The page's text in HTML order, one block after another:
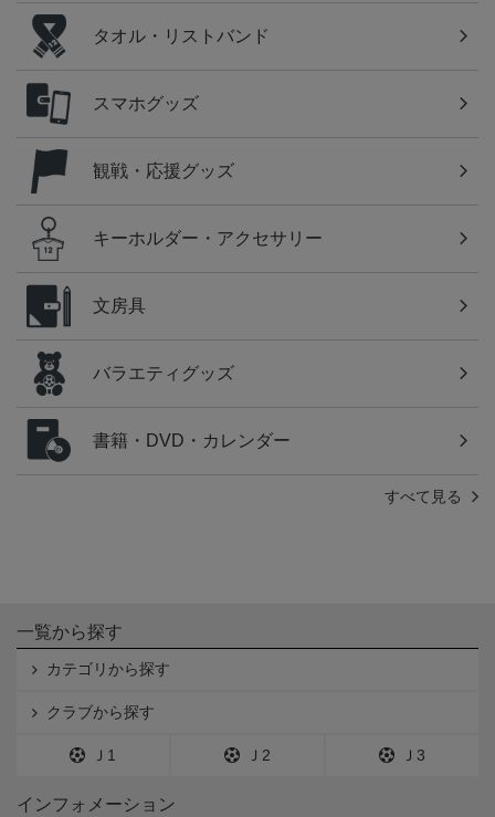
タオル・リストバンド
スマホグッズ
観戦・応援グッズ
キーホルダー・アクセサリー
文房具
バラエティグッズ
書籍・DVD・カレンダー
すべて見る
一覧から探す
カテゴリから探す
クラブから探す
Ｊ1 Ｊ2 Ｊ3
インフォメーション